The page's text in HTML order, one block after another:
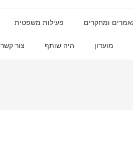
ומחקרים פעילות משפטית
מועדון היה שותף צור קשר